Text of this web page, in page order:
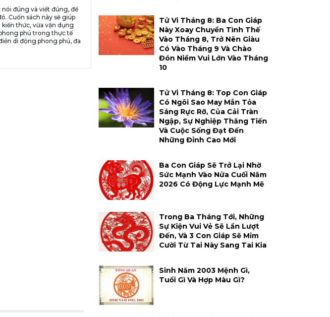
đúng và viết đúng, để
Cuốn sách này sẽ giúp
thức, vừa vận dụng
phú trong thực tế
di động phong phú, đa
Tử Vi Tháng 8: Ba Con Giáp
Này Xoay Chuyển Tình Thế
Vào Tháng 8, Trở Nên Giàu
Có Vào Tháng 9 Và Chào
Đón Niềm Vui Lớn Vào Tháng
10
Tử Vi Tháng 8: Top Con Giáp
Có Ngôi Sao May Mắn Tỏa
Sáng Rực Rỡ, Của Cải Tràn
Ngập, Sự Nghiệp Thăng Tiến
Và Cuộc Sống Đạt Đến
Những Đỉnh Cao Mới
Ba Con Giáp Sẽ Trở Lại Nhờ
Sức Mạnh Vào Nửa Cuối Năm
2026 Có Động Lực Mạnh Mẽ
Trong Ba Tháng Tới, Những
Sự Kiện Vui Vẻ Sẽ Lần Lượt
Đến, Và 3 Con Giáp Sẽ Mỉm
Cười Từ Tai Này Sang Tai Kia
Sinh Năm 2003 Mệnh Gì,
Tuổi Gì Và Hợp Màu Gì?